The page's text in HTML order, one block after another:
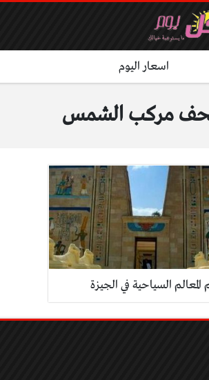
اسعار اليوم
مركب الشمس
المعالم السياحية في الجيزة